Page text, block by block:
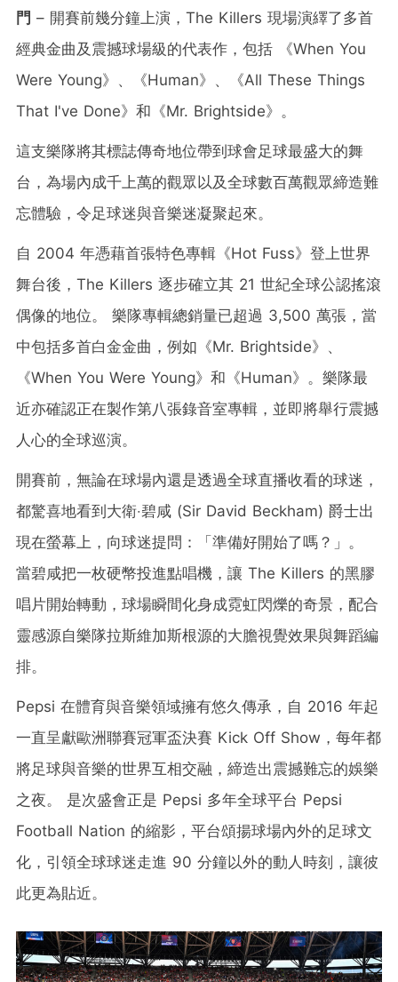
門 – 開賽前幾分鐘上演，The Killers 現場演繹了多首
經典金曲及震撼球場級的代表作，包括 《When You
Were Young》、《Human》、《All These Things
That I've Done》和《Mr. Brightside》。
這支樂隊將其標誌傳奇地位帶到球會足球最盛大的舞
台，為場內成千上萬的觀眾以及全球數百萬觀眾締造難
忘體驗，令足球迷與音樂迷凝聚起來。
自 2004 年憑藉首張特色專輯《Hot Fuss》登上世界
舞台後，The Killers 逐步確立其 21 世紀全球公認搖滾
偶像的地位。 樂隊專輯總銷量已超過 3,500 萬張，當
中包括多首白金金曲，例如《Mr. Brightside》、
《When You Were Young》和《Human》。樂隊最
近亦確認正在製作第八張錄音室專輯，並即將舉行震撼
人心的全球巡演。
開賽前，無論在球場內還是透過全球直播收看的球迷，
都驚喜地看到大衛‧碧咸 (Sir David Beckham) 爵士出
現在螢幕上，向球迷提問：「準備好開始了嗎？」。
當碧咸把一枚硬幣投進點唱機，讓 The Killers 的黑膠
唱片開始轉動，球場瞬間化身成霓虹閃爍的奇景，配合
靈感源自樂隊拉斯維加斯根源的大膽視覺效果與舞蹈編
排。
Pepsi 在體育與音樂領域擁有悠久傳承，自 2016 年起
一直呈獻歐洲聯賽冠軍盃決賽 Kick Off Show，每年都
將足球與音樂的世界互相交融，締造出震撼難忘的娛樂
之夜。 是次盛會正是 Pepsi 多年全球平台 Pepsi
Football Nation 的縮影，平台頌揚球場內外的足球文
化，引領全球球迷走進 90 分鐘以外的動人時刻，讓彼
此更為貼近。